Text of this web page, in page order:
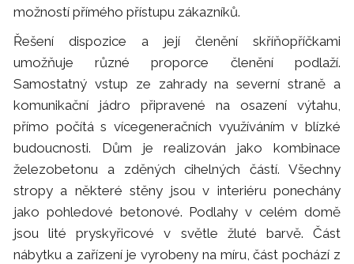
možností přímého přístupu zákazníků.
Řešení dispozice a její členění skříňopříčkami
umožňuje různé proporce členění podlaží.
Samostatný vstup ze zahrady na severní straně a
komunikační jádro připravené na osazení výtahu,
přímo počítá s vícegeneračních využíváním v blízké
budoucnosti. Dům je realizován jako kombinace
železobetonu a zděných cihelných částí. Všechny
stropy a některé stěny jsou v interiéru ponechány
jako pohledové betonové. Podlahy v celém domě
jsou lité pryskyřicové v světle žluté barvě. Část
nábytku a zařízení je vyrobeny na míru, část pochází z